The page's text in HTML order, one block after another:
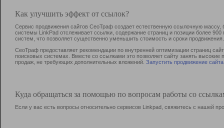
Как улучшить эффект от ссылок?
Сервис продвижения сайтов СеоТраф создает естественную ссылочную
системы LinkPad отслеживает ссылки, содержание страниц и позиции более
систем, что позволяет существенно уменьшить стоимость и сроки продвижения.
СеоТраф предоставляет рекомендации по внутренней оптимизации страниц
поисковых системах. Вместе со ссылками это позволяет сайту занять
продаж, не требующих дополнительных вложений. Запустить продвижение сайта
Куда обращаться за помощью по вопросам работы со
Если у вас есть вопросы относительно сервисов Linkpad, свяжитесь с нашей